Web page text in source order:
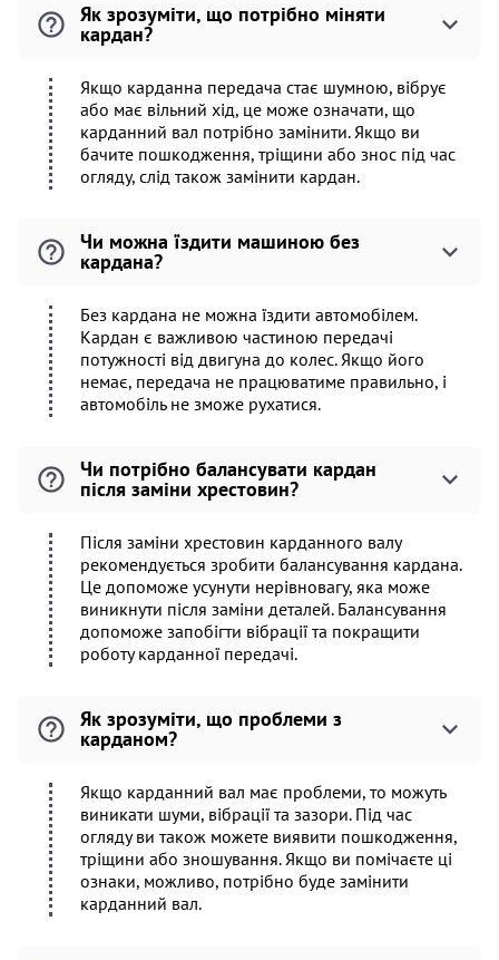
Як зрозуміти, що потрібно міняти
кардан?
Якщо карданна передача стає шумною, вібрує
або має вільний хід, це може означати, що
карданний вал потрібно замінити. Якщо ви
бачите пошкодження, тріщини або знос під час
огляду, слід також замінити кардан.
Чи можна їздити машиною без
кардана?
Без кардана не можна їздити автомобілем.
Кардан є важливою частиною передачі
потужності від двигуна до колес. Якщо його
немає, передача не працюватиме правильно, і
автомобіль не зможе рухатися.
Чи потрібно балансувати кардан
після заміни хрестовин?
Після заміни хрестовин карданного валу
рекомендується зробити балансування кардана.
Це допоможе усунути нерівновагу, яка може
виникнути після заміни деталей. Балансування
допоможе запобігти вібрації та покращити
роботу карданної передачі.
Як зрозуміти, що проблеми з
карданом?
Якщо карданний вал має проблеми, то можуть
виникати шуми, вібрації та зазори. Під час
огляду ви також можете виявити пошкодження,
тріщини або зношування. Якщо ви помічаєте ці
ознаки, можливо, потрібно буде замінити
карданний вал.